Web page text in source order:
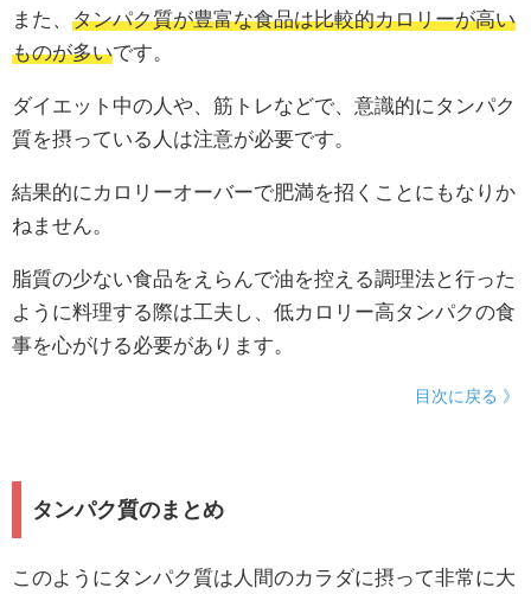
また、 タンパク質が豊富な食品は比較的カロリーが高い
ものが多いです。
ダイエット中の人や、筋トレなどで、意識的にタンパク
質を摂っている人は注意が必要です。
結果的にカロリーオーバーで肥満を招くことにもなりか
ねません。
脂質の少ない食品をえらんで油を控える調理法と行った
ように料理する際は工夫し、低カロリー高タンパクの食
事を心がける必要があります。
目次に戻る 》
タンパク質のまとめ
このようにタンパク質は人間のカラダに摂って非常に大